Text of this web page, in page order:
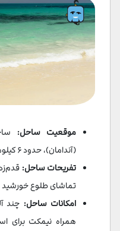
موقعیت ساحل:
(آندامان)، حدود ۶ کیلومتر فاصله تا اسکله هاولاک
تفریحات ساحل:
تماشای طلوع خورشید
امکانات ساحل: چند
همراه نیمکت برای